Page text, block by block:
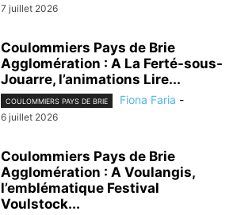
7 juillet 2026
Coulommiers Pays de Brie
Agglomération : A La Ferté-sous-
Jouarre, l’animations Lire...
COULOMMIERS PAYS DE BRIE Fiona Faria -
6 juillet 2026
Coulommiers Pays de Brie
Agglomération : A Voulangis,
l’emblématique Festival
Voulstock...